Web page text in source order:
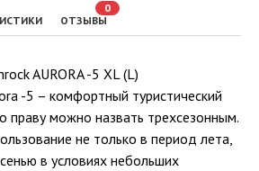
ОТЗЫВЫ
0
AURORA -5 XL (L)
-5 – комфортный туристический
праву можно назвать трехсезонным.
не только в период лета,
в условиях небольших